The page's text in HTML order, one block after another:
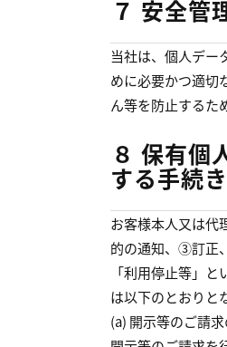
７ 安全管
当社は、個人デー
めに必要かつ適切
ん等を防止するた
８ 保有個
する手続き
お客様本人又は代
的の通知、③訂正
「利用停止等」
は以下のとおりと
(a) 開示等のご請